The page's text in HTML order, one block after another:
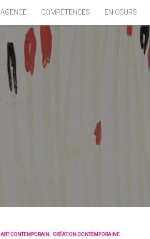
AGENCE COMPÉTENCES EN COURS
ART CONTEMPORAIN , CRÉATION CONTEMPORAINE